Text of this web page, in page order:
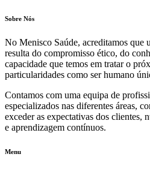
Sobre Nós
No Menisco Saúde, acreditamos que
resulta do compromisso ético, do
capacidade que temos em tratar o
particularidades como ser humano
Contamos com uma equipa de
especializados nas diferentes áreas,
exceder as expectativas dos clientes,
e aprendizagem contínuos.
Menu